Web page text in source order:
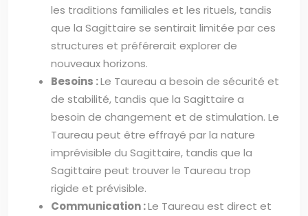
les traditions familiales et les rituels, tandis
que la Sagittaire se sentirait limitée par ces
structures et préférerait explorer de
nouveaux horizons.
Besoins :Le Taureau a besoin de sécurité et
de stabilité, tandis que la Sagittaire a
besoin de changement et de stimulation. Le
Taureau peut être effrayé par la nature
imprévisible du Sagittaire, tandis que la
Sagittaire peut trouver le Taureau trop
rigide et prévisible.
Communication :Le Taureau est direct et